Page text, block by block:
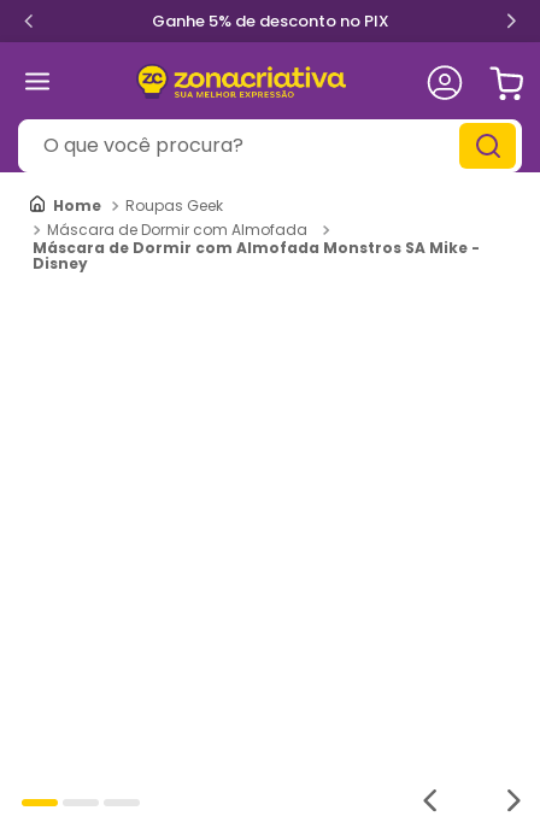
Ganhe 5% de desconto no PIX
O que você procura?
Roupas Geek
Máscara de Dormir com Almofada
Máscara de Dormir com Almofada Monstros SA Mike -
Disney